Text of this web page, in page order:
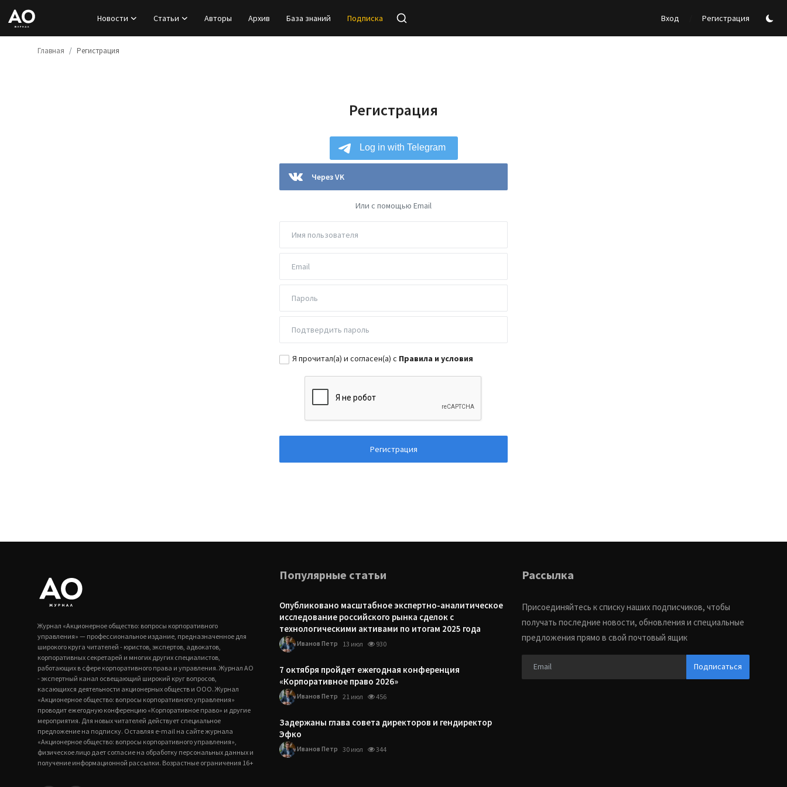
Новости Статьи Авторы Архив База знаний Подписка Вход Регистрация
Главная Регистрация
Регистрация
Через VK
Или с помощью Email
Я прочитал(а) и согласен(а) с Правила и условия
Регистрация
Журнал «Акционерное общество: вопросы корпоративного
управления» — профессиональное издание, предназначенное для
широкого круга читателей - юристов, экспертов, адвокатов,
корпоративных секретарей и многих других специалистов,
работающих в сфере корпоративного права и управления. Журнал АО
- экспертный канал освещающий широкий круг вопросов,
касающихся деятельности акционерных обществ и ООО. Журнал
«Акционерное общество: вопросы корпоративного управления»
проводит ежегодную конференцию «Корпоративное право» и другие
мероприятия. Для новых читателей действует специальное
предложение на подписку. Оставляя e-mail на сайте журнала
«Акционерное общество: вопросы корпоративного управления»,
физическое лицо дает согласие на обработку персональных данных и
получение информационной рассылки. Возрастные ограничения 16+
Популярные статьи
Опубликовано масштабное экспертно-аналитическое
исследование российского рынка сделок с
технологическими активами по итогам 2025 года
Иванов Петр 13 июл 930
7 октября пройдет ежегодная конференция
«Корпоративное право 2026»
Иванов Петр 21 июл 456
Задержаны глава совета директоров и гендиректор
Эфко
Иванов Петр 30 июл 344
Рассылка
Присоединяйтесь к списку наших подписчиков, чтобы
получать последние новости, обновления и специальные
предложения прямо в свой почтовый ящик
Подписаться